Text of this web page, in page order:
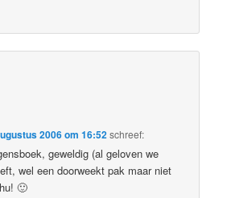
2006 om 16:52schreef:
geweldig (al geloven we
wel een doorweekt pak maar niet
🙂